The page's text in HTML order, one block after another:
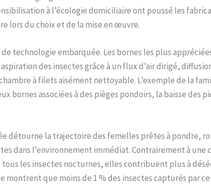
à l’écologie domiciliaire ont poussé les
lors du choix et de la mise en œuvre.
technologie embarquée. Les bornes les plus
des insectes grâce à un flux d’air dirigé,
à filets aisément nettoyable. L’exemple de la
bornes associées à des pièges pondoirs, la baisse des
détourne la trajectoire des femelles prêtes à pondre,
dans l’environnement immédiat. Contrairement à une
les insectes nocturnes, elles contribuent plus à
montrent que moins de 1 % des insectes capturés par